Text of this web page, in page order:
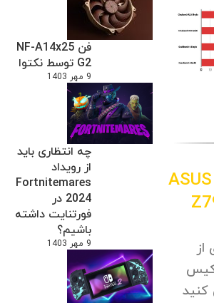
فن NF-A14x25
G2 توسط نکتوا
9 مهر 1403
چه انتظاری باید
از رویداد
Fortnitemares
2024 در
فورتنایت داشته
باشیم؟
9 مهر 1403
ASUS
کیس